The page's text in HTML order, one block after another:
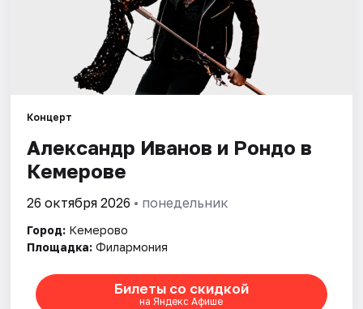
Площадки
Артисты
Концерт
Александр Иванов и Рондо в
Кемерове
26 октября 2026 • понедельник
Город: Кемерово
Площадка: Филармония
Билеты со скидкой
на Яндекс Афише